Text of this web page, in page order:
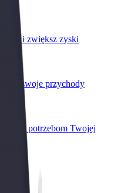
i zwiększ zyski
swoje przychody
potrzebom Twojej